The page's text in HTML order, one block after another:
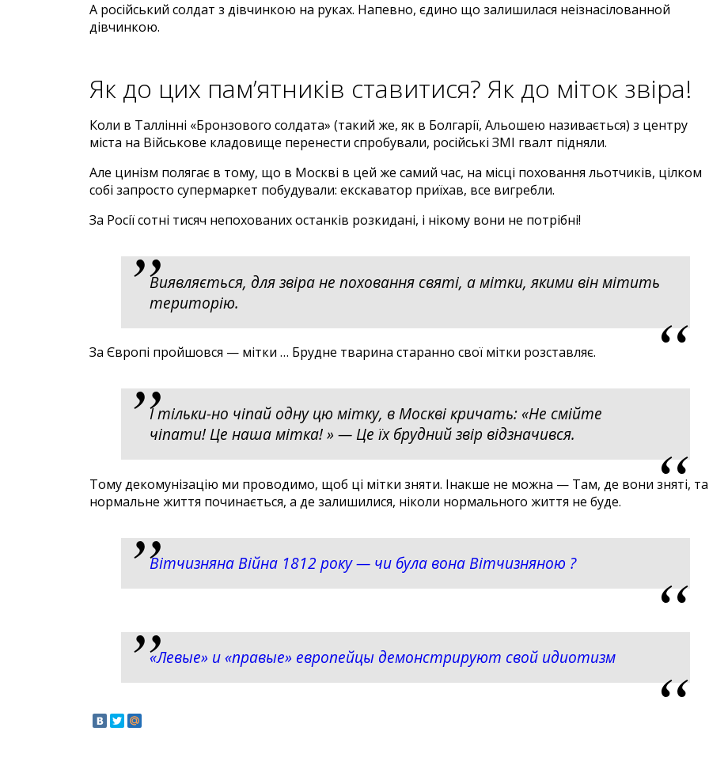
А російський солдат з дівчинкою на руках. Напевно, єдино що залишилася неізнасілованной
дівчинкою.
Як до цих пам’ятників ставитися? Як до міток звіра!
Коли в Таллінні «Бронзового солдата» (такий же, як в Болгарії, Альошею називається) з центру
міста на Військове кладовище перенести спробували, російські ЗМІ гвалт підняли.
Але цинізм полягає в тому, що в Москві в цей же самий час, на місці поховання льотчиків, цілком
собі запросто супермаркет побудували: екскаватор приїхав, все вигребли.
За Росії сотні тисяч непохованих останків розкидані, і нікому вони не потрібні!
Виявляється, для звіра не поховання святі, а мітки, якими він мітить
територію.
За Європі пройшовся — мітки … Брудне тварина старанно свої мітки розставляє.
І тільки-но чіпай одну цю мітку, в Москві кричать: «Не смійте
чіпати! Це наша мітка! » — Це їх брудний звір відзначився.
Тому декомунізацію ми проводимо, щоб ці мітки зняти. Інакше не можна — Там, де вони зняті,
нормальне життя починається, а де залишилися, ніколи нормального життя не буде.
Вітчизняна Війна 1812 року — чи була вона Вітчизняною ?
«Левые» и «правые» европейцы демонстрируют свой идиотизм